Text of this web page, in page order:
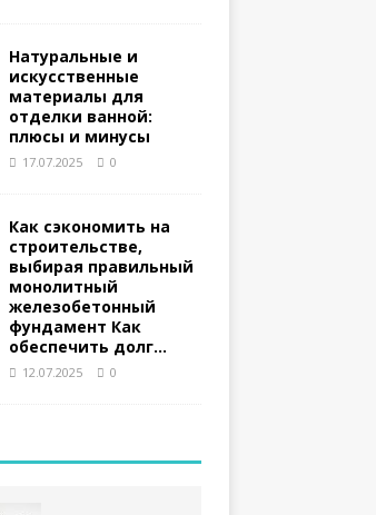
Натуральные и
искусственные
материалы для
отделки ванной:
плюсы и минусы
17.07.2025 0
Как сэкономить на
строительстве,
выбирая правильный
монолитный
железобетонный
фундамент Как
обеспечить долг…
12.07.2025 0